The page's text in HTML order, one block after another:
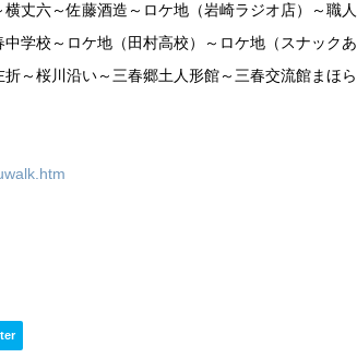
丈六～佐藤酒造～ロケ地（岩崎ラジオ店）～職人
学校～ロケ地（田村高校）～ロケ地（スナックあ
～桜川沿い～三春郷土人形館～三春交流館まほら